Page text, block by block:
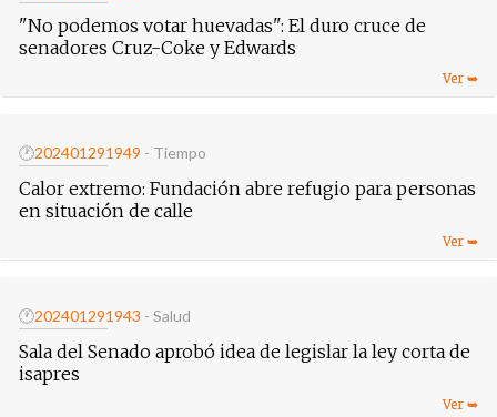
"No podemos votar huevadas": El duro cruce de
senadores Cruz-Coke y Edwards
🕐202401291949 - Tiempo
Calor extremo: Fundación abre refugio para personas
en situación de calle
🕐202401291943 - Salud
Sala del Senado aprobó idea de legislar la ley corta de
isapres